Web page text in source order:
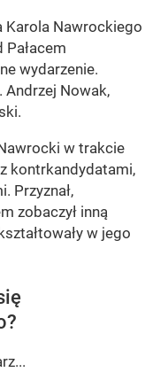
Karola Nawrockiego
wydarzenie.
Nowak,
w trakcie
kontrkandydatami,
Przyznał,
zobaczył inną
w jego